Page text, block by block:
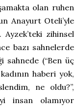
olan ruhen
Anayurt Oteli’yle
zihinsel
bazı sahnelerde
sahnede (“Ben üç
haberi yok,
ne oldu?”,
insan olamıyor